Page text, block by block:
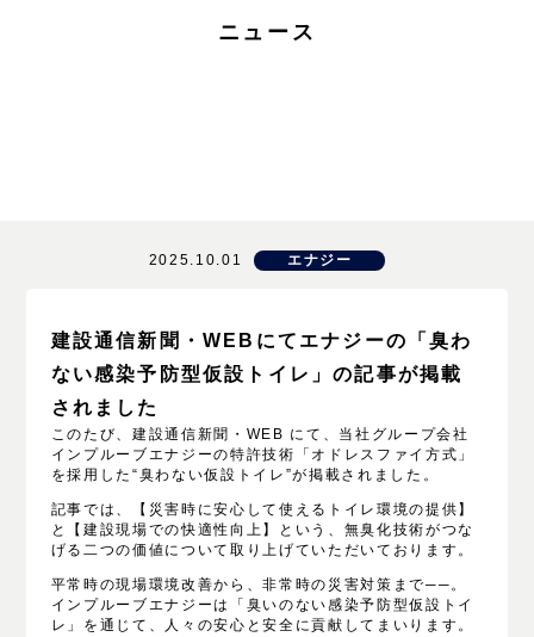
ニュース
2025.10.01 エナジー
建設通信新聞・WEBにてエナジーの「臭わ
ない感染予防型仮設トイレ」の記事が掲載
されました
このたび、建設通信新聞・WEB にて、当社グループ会社
インプルーブエナジーの特許技術「オドレスファイ方式」
を採用した“臭わない仮設トイレ”が掲載されました。
記事では、【災害時に安心して使えるトイレ環境の提供】
と【建設現場での快適性向上】という、無臭化技術がつな
げる二つの価値について取り上げていただいております。
平常時の現場環境改善から、非常時の災害対策まで──。
インプルーブエナジーは「臭いのない感染予防型仮設トイ
レ」を通じて、人々の安心と安全に貢献してまいります。